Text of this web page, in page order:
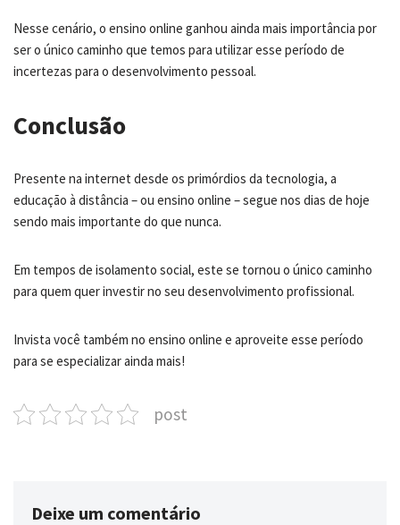
Nesse cenário, o ensino online ganhou ainda mais importância por
ser o único caminho que temos para utilizar esse período de
incertezas para o desenvolvimento pessoal.
Conclusão
Presente na internet desde os primórdios da tecnologia, a
educação à distância – ou ensino online – segue nos dias de hoje
sendo mais importante do que nunca.
Em tempos de isolamento social, este se tornou o único caminho
para quem quer investir no seu desenvolvimento profissional.
Invista você também no ensino online e aproveite esse período
para se especializar ainda mais!
post
Deixe um comentário